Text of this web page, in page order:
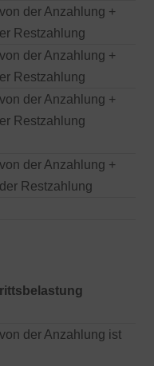
der Anzahlung +
Restzahlung
der Anzahlung +
Restzahlung
der Anzahlung +
Restzahlung
der Anzahlung +
Restzahlung
der Anzahlung ist